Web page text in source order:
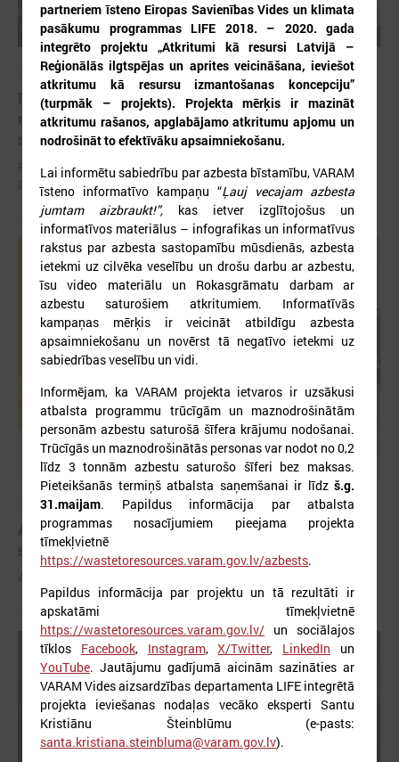
2026. gada 12. jūnijs
Publicēta konferences “Tautas sapulcei – 36”
rezolūcija par vietējās pārstāvniecības
stiprināšanu Latvijā
Publicēta konferences “Tautas sapulcei – 36” rezolūcija par vietējās
pārstāvniecības stiprināšanu Latvijā
2026. gada 03. jūnijs
Aicina pašvaldības pieteikties mācībām "Drošība
sākas ar Tevi!"
partneriem īsteno Eiropas Savienības Vides un klimata
pasākumu programmas LIFE 2018. – 2020. gada
integrēto projektu „Atkritumi kā resursi Latvijā –
Reģionālās ilgtspējas un aprites veicināšana, ieviešot
atkritumu kā resursu izmantošanas koncepciju”
(turpmāk – projekts). Projekta mērķis ir mazināt
atkritumu rašanos, apglabājamo atkritumu apjomu un
nodrošināt to efektīvāku apsaimniekošanu.
Lai informētu sabiedrību par azbesta bīstamību, VARAM
īsteno informatīvo kampaņu “Ļauj vecajam azbesta
jumtam aizbraukt!”, kas ietver izglītojošus un
informatīvos materiālus – infografikas un informatīvus
rakstus par azbesta sastopamību mūsdienās, azbesta
ietekmi uz cilvēka veselību un drošu darbu ar azbestu,
īsu video materiālu un Rokasgrāmatu darbam ar
azbestu saturošiem atkritumiem. Informatīvās
kampaņas mērķis ir veicināt atbildīgu azbesta
apsaimniekošanu un novērst tā negatīvo ietekmi uz
sabiedrības veselību un vidi.
Informējam, ka VARAM projekta ietvaros ir uzsākusi
atbalsta programmu trūcīgām un maznodrošinātām
personām azbestu saturošā šīfera krājumu nodošanai.
Trūcīgās un maznodrošinātās personas var nodot no 0,2
līdz 3 tonnām azbestu saturošo šīferi bez maksas.
Pieteikšanās termiņš atbalsta saņemšanai ir līdz š.g.
31.maijam. Papildus informācija par atbalsta
programmas nosacījumiem pieejama projekta
tīmekļvietnē
https://wastetoresources.varam.gov.lv/azbests.
Papildus informācija par projektu un tā rezultāti ir
apskatāmi tīmekļvietnē
https://wastetoresources.varam.gov.lv/ un sociālajos
tīklos Facebook, Instagram,X/Twitter, LinkedIn un
YouTube. Jautājumu gadījumā aicinām sazināties ar
VARAM Vides aizsardzības departamenta LIFE integrētā
projekta ieviešanas nodaļas vecāko eksperti Santu
Kristiānu Šteinblūmu (e-pasts:
santa.kristiana.steinbluma@varam.gov.lv).